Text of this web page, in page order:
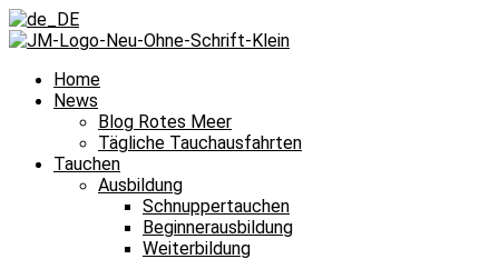
Home
News
Blog Rotes Meer
Tägliche Tauchausfahrten
Tauchen
Ausbildung
Schnuppertauchen
Beginnerausbildung
Weiterbildung